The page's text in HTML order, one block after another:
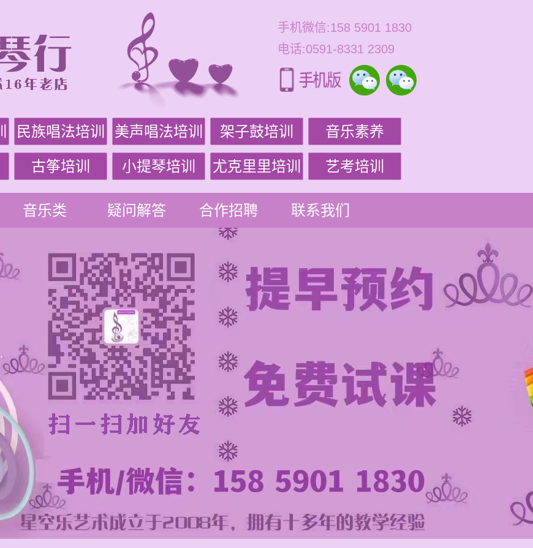
手机微信:158 5901 1830
电话:0591-8331 2309
民族唱法培训 美声唱法培训 架子鼓培训 音乐素养
古筝培训 小提琴培训 尤克里里培训 艺考培训
音乐类 疑问解答 合作招聘 联系我们